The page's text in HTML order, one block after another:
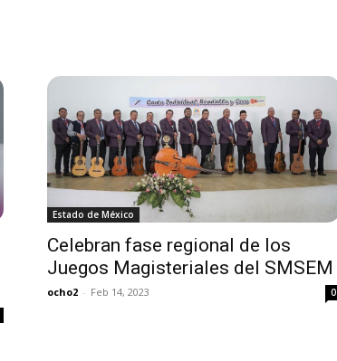
Estado de México
Celebran fase regional de los
Juegos Magisteriales del SMSEM
ocho2 - Feb 14, 2023 0